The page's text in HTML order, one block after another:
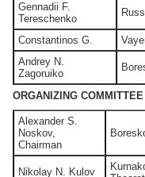
Gennadii F.
Tereschenko
Constantinos G.
Andrey N.
Zagoruiko
ORGANIZING COMMITTEE
Alexander S.
Noskov,
Chairman
Nikolay N. Kulov